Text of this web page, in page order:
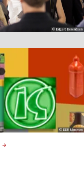
© Edgard Berendsen
© DDR Museum